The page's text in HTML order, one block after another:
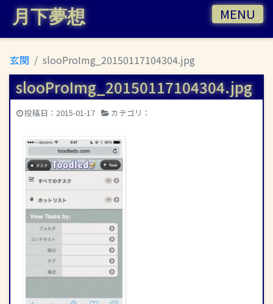
月下夢想 MENU
玄関 slooProImg_20150117104304.jpg
slooProImg_20150117104304.jpg|
投稿日： 2015-01-17 カテゴリ：